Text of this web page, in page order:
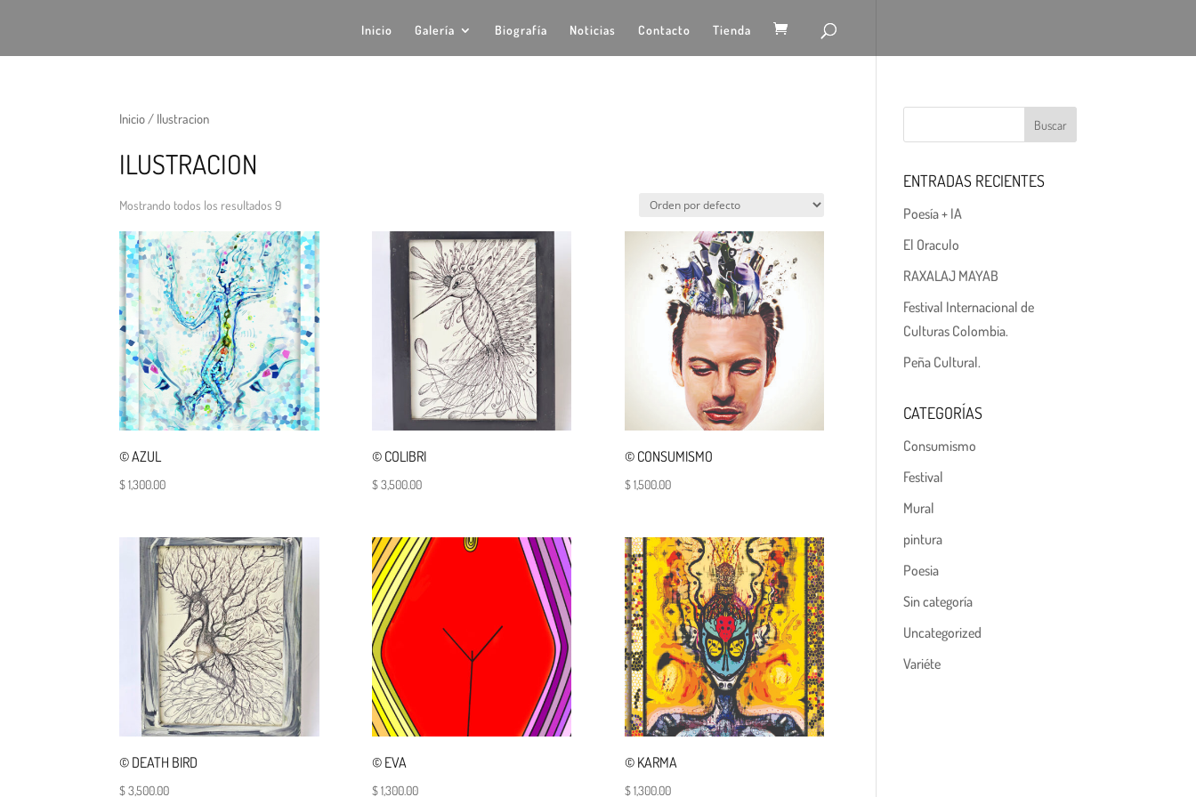
Inicio Galería Biografía Noticias Contacto Tienda
Inicio / Ilustracion
ILUSTRACION
Mostrando todos los resultados 9
© AZUL
$1,300.00
© COLIBRI
$3,500.00
© CONSUMISMO
$1,500.00
© DEATH BIRD
$3,500.00
© EVA
$1,300.00
© KARMA
$1,300.00
ENTRADAS RECIENTES
Poesía + IA
El Oraculo
RAXALAJ MAYAB
Festival Internacional de
Culturas Colombia.
Peña Cultural.
CATEGORÍAS
Consumismo
Festival
Mural
pintura
Poesia
Sin categoría
Uncategorized
Variéte